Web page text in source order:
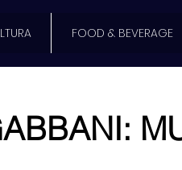
FOOD & BEVERAGE